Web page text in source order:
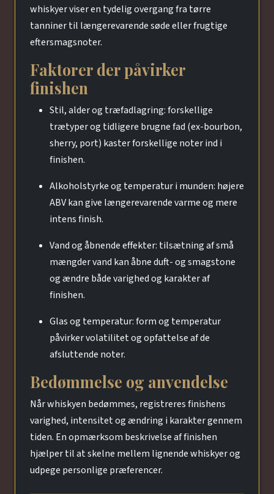
whiskyer viser en tydelig overgang fra tørre
tanniner til længerevarende søde eller frugtige
eftersmagsnoter.
Faktorer der påvirker
finishen
Stil, alder og træfadlagring: forskellige
trætyper og tidligere brugne fad (ex-bourbon,
sherry, port) kaster forskellige noter ind i
finishen.
Alkoholstyrke og temperatur i munden: højere
ABV kan give længerevarende varme og mere
intens finish.
Vand og åbnende effekter: tilsætning af små
mængder vand kan åbne duft- og smagstone
og ændre både varighed og karakter af
finishen.
Glas og temperatur: form og temperatur
påvirker volatilitet og opfattelse af de
afsluttende noter.
Bedømmelse og anvendelse
Når whiskyen bedømmes, registreres finishens
varighed, intensitet og ændring i karakter gennem
tiden. En opmærksom beskrivelse af finishen
hjælper til at skelne mellem lignende whiskyer og
udpege personlige præferencer.